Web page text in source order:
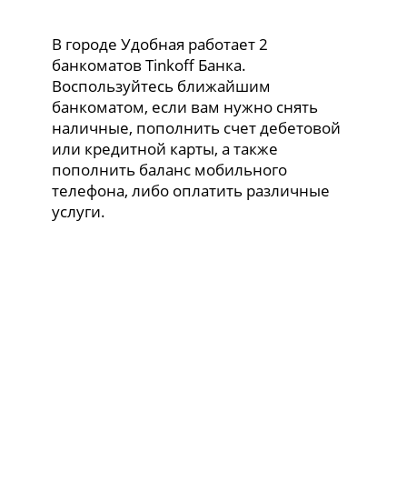
В городе Удобная работает 2
банкоматов Tinkoff Банка.
Воспользуйтесь ближайшим
банкоматом, если вам нужно снять
наличные, пополнить счет дебетовой
или кредитной карты, а также
пополнить баланс мобильного
телефона, либо оплатить различные
услуги.